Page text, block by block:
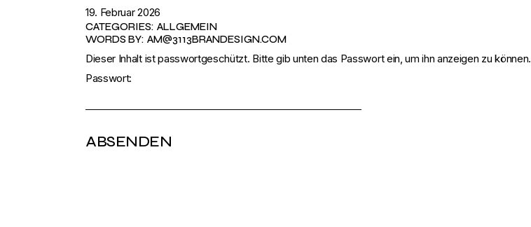
19. Februar 2026
CATEGORIES: ALLGEMEIN
WORDS BY: AM@3113BRANDESIGN.COM
Dieser Inhalt ist passwortgeschützt. Bitte gib unten das Passwort ein, um ihn anzeigen zu können.
Passwort: